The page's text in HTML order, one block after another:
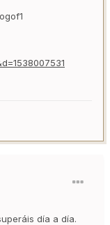
día a día.